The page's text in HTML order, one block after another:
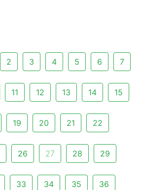
2 3 4 5 6 7
11 12 13 14 15
19 20 21 22
26 27 28 29
33 34 35 36